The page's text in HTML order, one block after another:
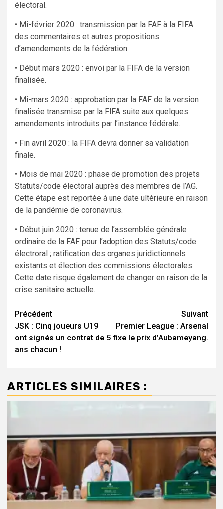
électoral.
• Mi-février 2020 : transmission par la FAF à la FIFA
des commentaires et autres propositions
d’amendements de la fédération.
• Début mars 2020 : envoi par la FIFA de la version
finalisée.
• Mi-mars 2020 : approbation par la FAF de la version
finalisée transmise par la FIFA suite aux quelques
amendements introduits par l’instance fédérale.
• Fin avril 2020 : la FIFA devra donner sa validation
finale.
• Mois de mai 2020 : phase de promotion des projets
Statuts/code électoral auprès des membres de l’AG.
Cette étape est reportée à une date ultérieure en raison
de la pandémie de coronavirus.
• Début juin 2020 : tenue de l’assemblée générale
ordinaire de la FAF pour l’adoption des Statuts/code
électroral ; ratification des organes juridictionnels
existants et élection des commissions électorales.
Cette date risque également de changer en raison de la
crise sanitaire actuelle.
Navigation
d’article
Précédent
JSK : Cinq joueurs U19
ont signés un contrat de 5
ans chacun !
Suivant
Premier League : Arsenal
fixe le prix d’Aubameyang.
ARTICLES SIMILAIRES :